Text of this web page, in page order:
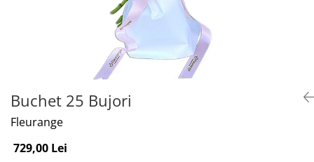
Buchet 25 Bujori
Fleurange
729,00 Lei